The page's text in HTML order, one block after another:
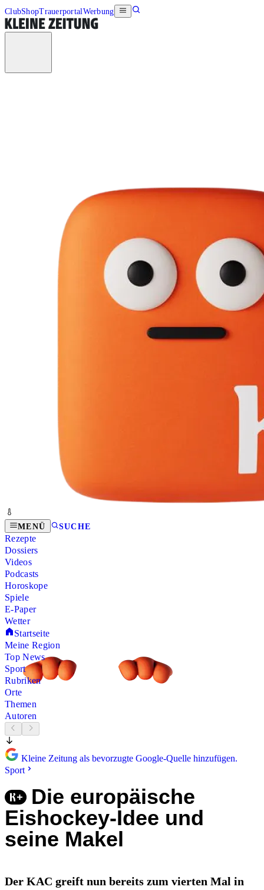
ClubShopTrauerportalWerbung
MENÜ SUCHE
Rezepte
Dossiers
Videos
Podcasts
Horoskope
Spiele
E-Paper
Wetter
Startseite
Meine Region
Top News
Sport
Rubriken
Orte
Themen
Autoren
Kleine Zeitung als bevorzugte Google-Quelle hinzufügen.
Sport
Die europäische
Eishockey-Idee und
seine Makel
Der KAC greift nun bereits zum vierten Mal in